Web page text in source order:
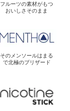
フルーツの素材がもつ
おいしさそのまま
そのメンソールは まる
で北極のブリザード